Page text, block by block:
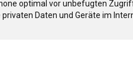
optimal vor unbefugten
Daten und Geräte im